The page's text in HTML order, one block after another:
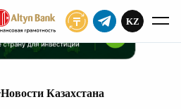
KZ
Новости Казахстана